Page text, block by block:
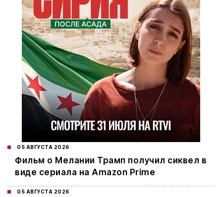
05 АВГУСТА 2026
Фильм о Мелании Трамп получил сиквел в
виде сериала на Amazon Prime
05 АВГУСТА 2026